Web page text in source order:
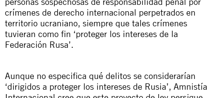
crímenes de derecho internacional perpetrados en
territorio ucraniano, siempre que tales crímenes
tuvieran como fin ‘proteger los intereses de la
Federación Rusa’.
Aunque no especifica qué delitos se considerarían
‘dirigidos a proteger los intereses de Rusia’, Amnistía